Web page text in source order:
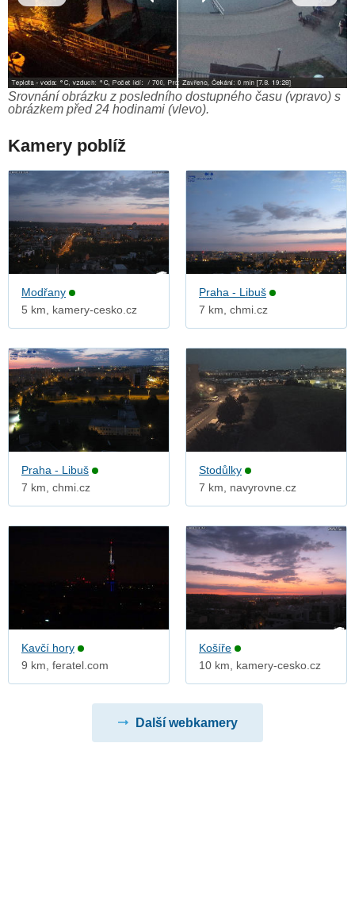
Srovnání obrázku z posledního dostupného času (vpravo) s
obrázkem před 24 hodinami (vlevo).
Kamery poblíž
Modřany
5 km, kamery-cesko.cz
Praha - Libuš
7 km, chmi.cz
Praha - Libuš
7 km, chmi.cz
Stodůlky
7 km, navyrovne.cz
Kavčí hory
9 km, feratel.com
Košíře
10 km, kamery-cesko.cz
Další webkamery